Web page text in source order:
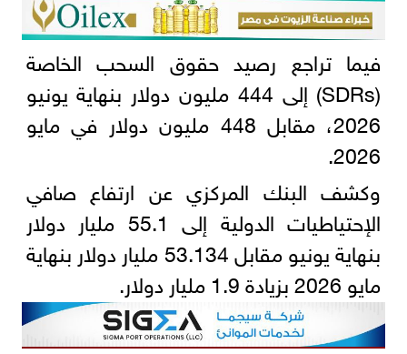
فيما تراجع رصيد حقوق السحب الخاصة
(SDRs) إلى 444 مليون دولار بنهاية يونيو
2026، مقابل 448 مليون دولار في مايو
2026.
وكشف البنك المركزي عن ارتفاع صافي
الإحتياطيات الدولية إلى 55.1 مليار دولار
بنهاية يونيو مقابل 53.134 مليار دولار بنهاية
مايو 2026 بزيادة 1.9 مليار دولار.